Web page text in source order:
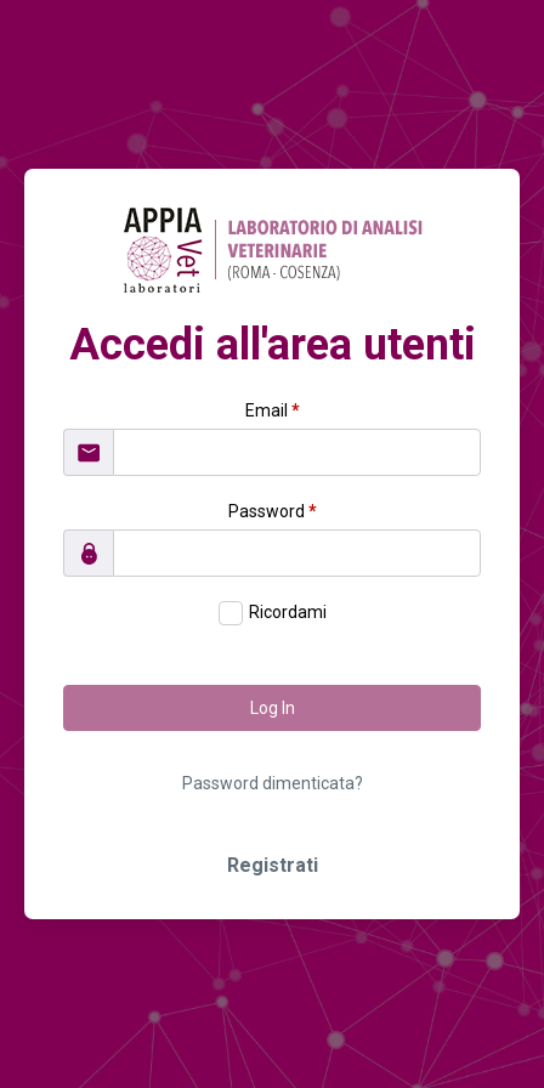
Accedi all'area utenti
Email *
Password *
Ricordami
Log In
Password dimenticata?
Registrati